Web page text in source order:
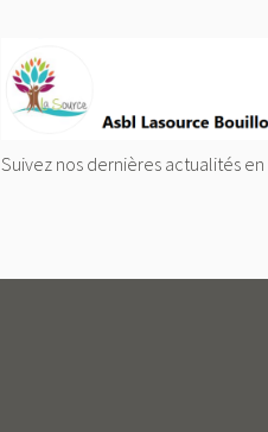
Suivez nos dernières actualités